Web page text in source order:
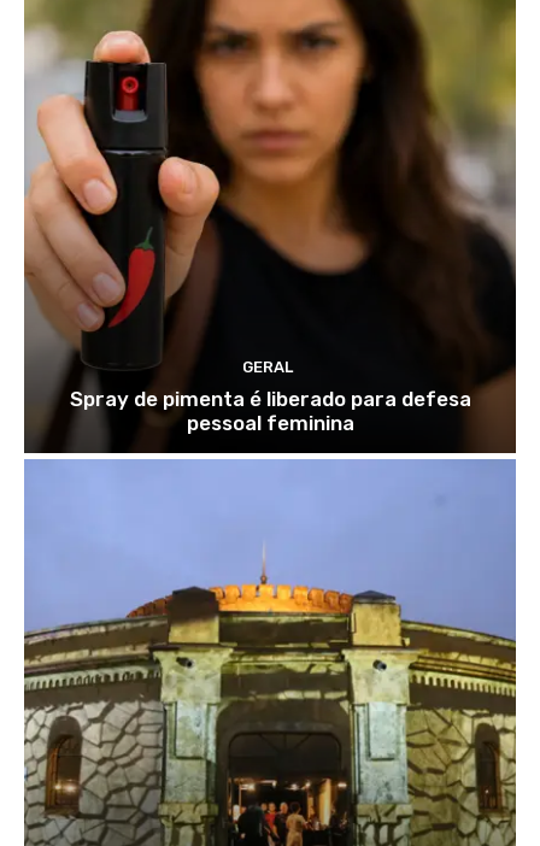
GERAL
Spray de pimenta é liberado para defesa
pessoal feminina